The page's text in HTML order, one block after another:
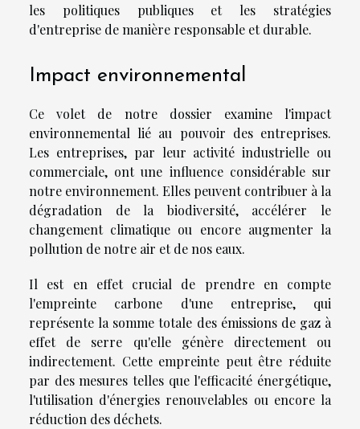
les politiques publiques et les stratégies
d'entreprise de manière responsable et durable.
Impact environnemental
Ce volet de notre dossier examine l'impact
environnemental lié au pouvoir des entreprises.
Les entreprises, par leur activité industrielle ou
commerciale, ont une influence considérable sur
notre environnement. Elles peuvent contribuer à la
dégradation de la biodiversité, accélérer le
changement climatique ou encore augmenter la
pollution de notre air et de nos eaux.
Il est en effet crucial de prendre en compte
l'empreinte carbone d'une entreprise, qui
représente la somme totale des émissions de gaz à
effet de serre qu'elle génère directement ou
indirectement. Cette empreinte peut être réduite
par des mesures telles que l'efficacité énergétique,
l'utilisation d'énergies renouvelables ou encore la
réduction des déchets.